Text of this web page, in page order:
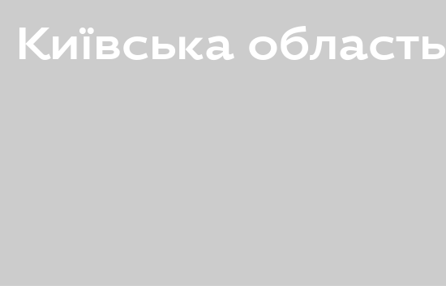
Київська область